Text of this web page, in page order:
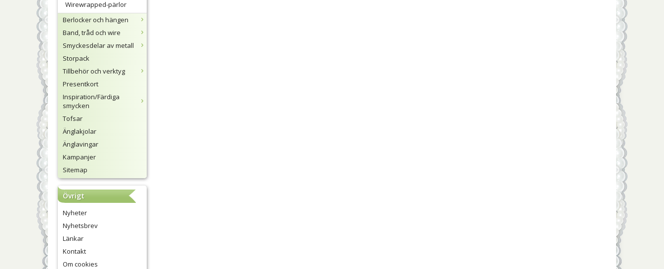
Wirewrapped-pärlor
Berlocker och hängen
Band, tråd och wire
Smyckesdelar av metall
Storpack
Tillbehör och verktyg
Presentkort
Inspiration/Färdiga
smycken
Tofsar
Änglakjolar
Änglavingar
Kampanjer
Sitemap
Övrigt
Nyheter
Nyhetsbrev
Länkar
Kontakt
Om cookies